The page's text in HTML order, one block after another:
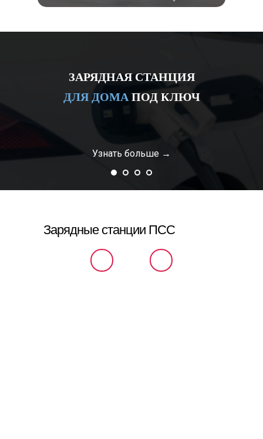
ЗАРЯДНАЯ СТАНЦИЯ
ДЛЯ ДОМА ПОД КЛЮЧ
Узнать больше →
Зарядные станции ПСС